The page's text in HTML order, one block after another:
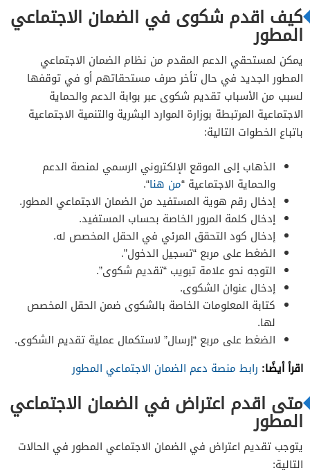
كيف اقدم شكوى في الضمان الاجتماعي
المطور
يمكن لمستحقي الدعم المقدم من نظام الضمان الاجتماعي
المطور الجديد في حال تأخر صرف مستحقاتهم أو في توقفها
لسبب من الأسباب تقديم شكوى عبر بوابة الدعم والحماية
الاجتماعية المرتبطة بوزارة الموارد البشرية والتنمية الاجتماعية
باتباع الخطوات التالية:
الذهاب إلى الموقع الإلكتروني الرسمي لمنصة الدعم
والحماية الاجتماعية “من هنا“.
إدخال رقم هوية المستفيد من الضمان الاجتماعي المطور.
إدخال كلمة المرور الخاصة بحساب المستفيد.
إدخال كود التحقق المرئي في الحقل المخصص له.
الضغط على مربع “تسجيل الدخول”.
التوجه نحو علامة تبويب “تقديم شكوى”.
إدخال عنوان الشكوى.
كتابة المعلومات الخاصة بالشكوى ضمن الحقل المخصص
لها.
الضغط على مربع “إرسال” لاستكمال عملية تقديم الشكوى.
اقرأ أيضًا: رابط منصة دعم الضمان الاجتماعي المطور
متى اقدم اعتراض في الضمان الاجتماعي
المطور
يتوجب تقديم اعتراض في الضمان الاجتماعي المطور في الحالات
التالية: